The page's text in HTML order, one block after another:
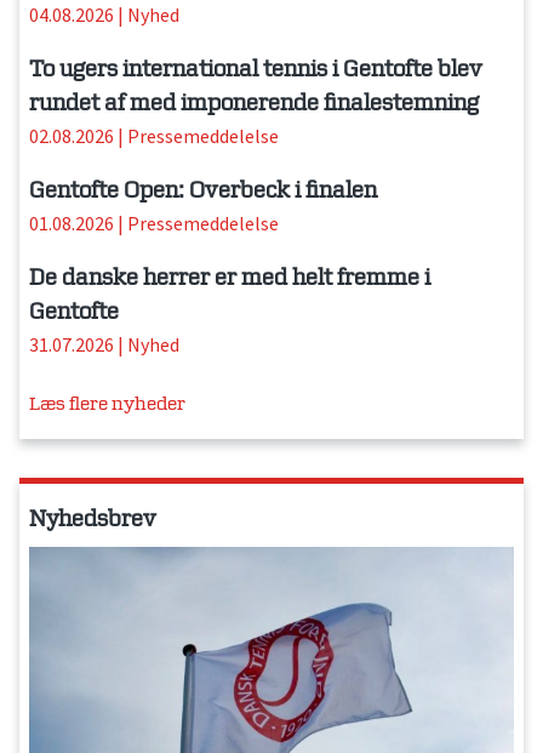
04.08.2026 | Nyhed
To ugers international tennis i Gentofte blev
rundet af med imponerende finalestemning
02.08.2026 | Pressemeddelelse
Gentofte Open: Overbeck i finalen
01.08.2026 | Pressemeddelelse
De danske herrer er med helt fremme i
Gentofte
31.07.2026 | Nyhed
Læs flere nyheder
Nyhedsbrev